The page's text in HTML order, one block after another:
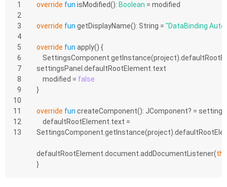
1
2
3
4
5
6
7
8
9
10
11
12
13
override fun isModified(): Boolean = modified
override fun getDisplayName(): String = "DataBinding
override fun apply() {
settingsPanel.defaultRootElement.text
    modified =
false
}
override fun createComponent(): JComponent? =
defaultRootElement.document.addDocumentListener(
}